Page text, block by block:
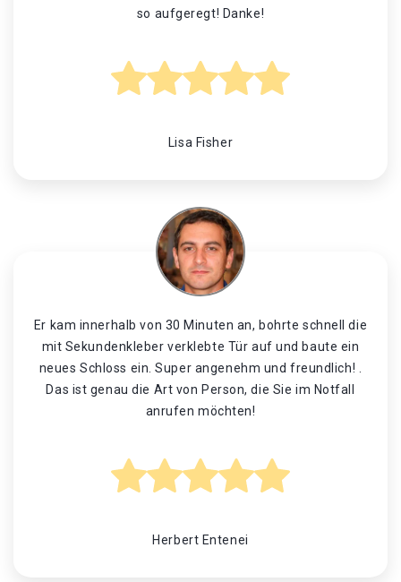
so aufgeregt! Danke!
Lisa Fisher
Er kam innerhalb von 30 Minuten an, bohrte schnell die
mit Sekundenkleber verklebte Tür auf und baute ein
neues Schloss ein. Super angenehm und freundlich! .
Das ist genau die Art von Person, die Sie im Notfall
anrufen möchten!
Herbert Entenei